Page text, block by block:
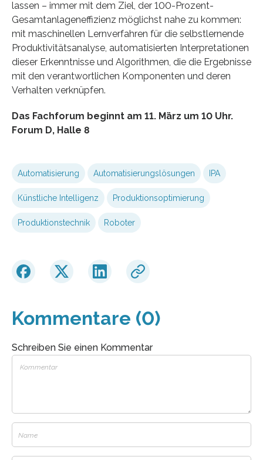
lassen – immer mit dem Ziel, der 100-Prozent-
Gesamtanlageneffizienz möglichst nahe zu kommen:
mit maschinellen Lernverfahren für die selbstlernende
Produktivitätsanalyse, automatisierten Interpretationen
dieser Erkenntnisse und Algorithmen, die die Ergebnisse
mit den verantwortlichen Komponenten und deren
Verhalten verknüpfen.
Das Fachforum beginnt am 11. März um 10 Uhr.
Forum D, Halle 8
Automatisierung Automatisierungslösungen IPA
Künstliche Intelligenz Produktionsoptimierung
Produktionstechnik Roboter
Kommentare (0)
Schreiben Sie einen Kommentar